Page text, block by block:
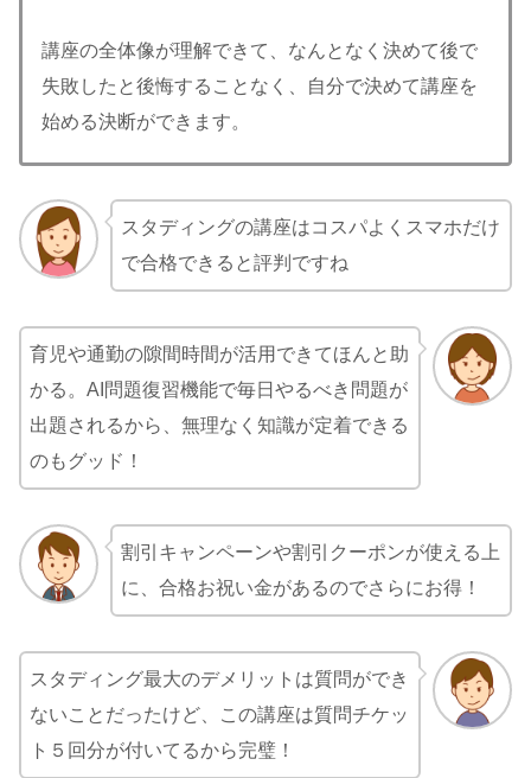
講座の全体像が理解できて、なんとなく決めて後で
失敗したと後悔することなく、自分で決めて講座を
始める決断ができます。
スタディングの講座はコスパよくスマホだけ
で合格できると評判ですね
育児や通勤の隙間時間が活用できてほんと助
かる。AI問題復習機能で毎日やるべき問題が
出題されるから、無理なく知識が定着できる
のもグッド！
割引キャンペーンや割引クーポンが使える上
に、合格お祝い金があるのでさらにお得！
スタディング最大のデメリットは質問ができ
ないことだったけど、この講座は質問チケッ
ト５回分が付いてるから完璧！